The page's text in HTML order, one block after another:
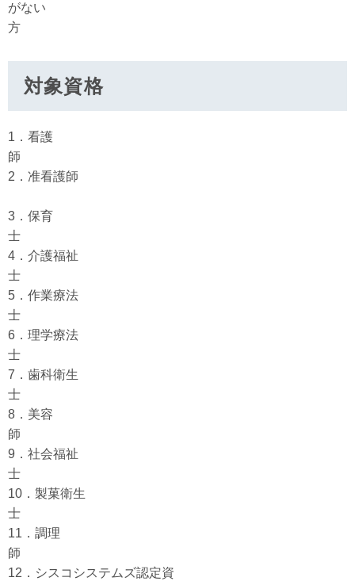
がない
対象資格
1．看護
2．准看護師
3．保育
4．介護福祉
5．作業療法
6．理学療法
7．歯科衛生
8．美容
9．社会福祉
10．製菓衛生
11．調理
12．シスコシステムズ認定資